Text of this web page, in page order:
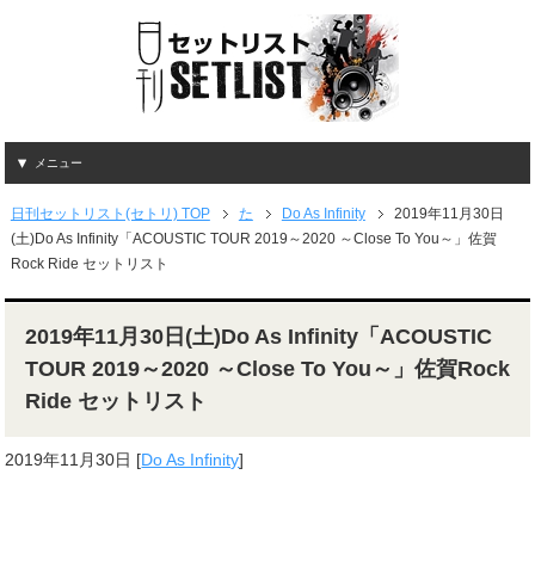
メニュー
日刊セットリスト(セトリ) TOP た Do As Infinity
2019年11月30日
(土)Do As Infinity「ACOUSTIC TOUR 2019～2020 ～Close To You～」佐賀
Rock Ride セットリスト
2019年11月30日(土)Do As Infinity「ACOUSTIC
TOUR 2019～2020 ～Close To You～」佐賀Rock
Ride セットリスト
2019年11月30日 [Do As Infinity]